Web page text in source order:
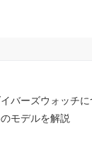
イバーズウォッチ
モデルを解説